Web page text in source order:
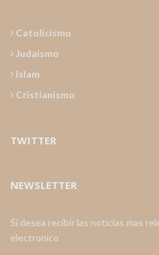
Catolicismo
Judaismo
Islam
Cristianismo
TWITTER
NEWSLETTER
Si desea recibir las noticias mas
electronico